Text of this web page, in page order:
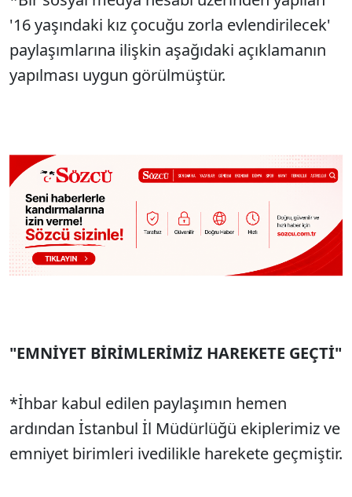
Sesi Aç
'16 yaşındaki kız çocuğu zorla evlendirilecek'
paylaşımlarına ilişkin aşağıdaki açıklamanın
yapılması uygun görülmüştür.
"EMNİYET BİRİMLERİMİZ HAREKETE GEÇTİ"
*İhbar kabul edilen paylaşımın hemen
ardından İstanbul İl Müdürlüğü ekiplerimiz ve
emniyet birimleri ivedilikle harekete geçmiştir.